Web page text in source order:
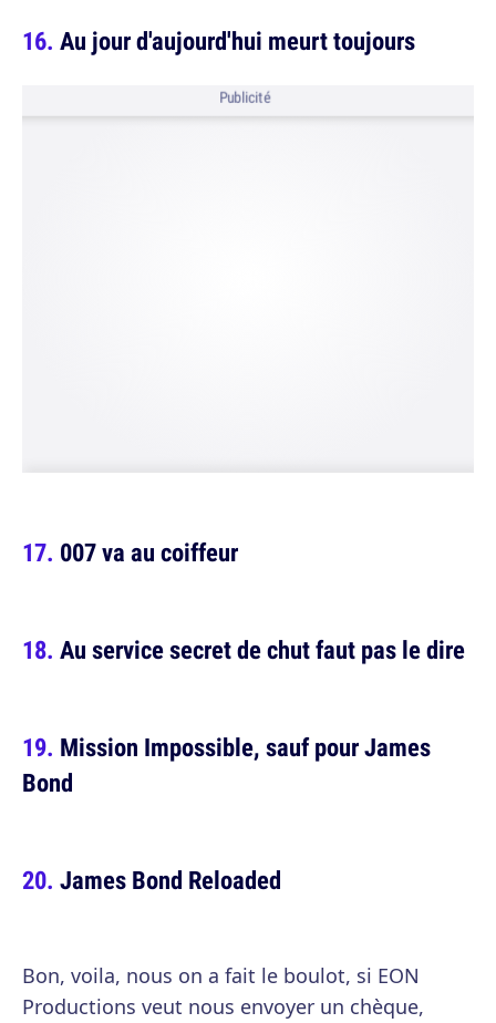
Au jour d'aujourd'hui meurt toujours
Publicité
007 va au coiffeur
Au service secret de chut faut pas le dire
Mission Impossible, sauf pour James
Bond
James Bond Reloaded
Bon, voila, nous on a fait le boulot, si EON
Productions veut nous envoyer un chèque,